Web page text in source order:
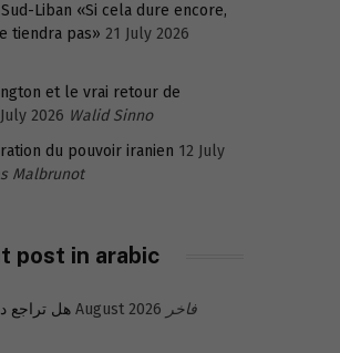
Liban «Si cela dure encore,
tiendra pas» 21 July 2026
et le vrai retour de
2026 Walid Sinno
du pouvoir iranien 12 July
Malbrunot
post in arabic
هل تراجع 6 August 2026 فاخر